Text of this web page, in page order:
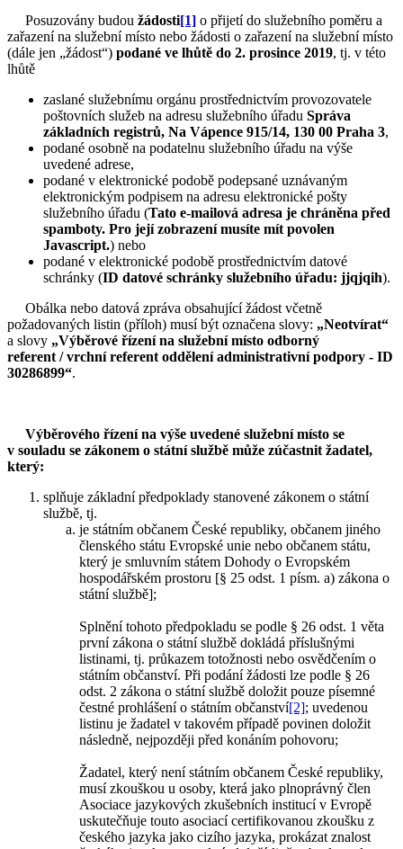
Posuzovány budou žádosti[1] o přijetí do služebního poměru a
zařazení na služební místo nebo žádosti o zařazení na služební místo
(dále jen „žádost“) podané ve lhůtě do 2. prosince 2019, tj. v této
lhůtě
zaslané služebnímu orgánu prostřednictvím provozovatele
poštovních služeb na adresu služebního úřadu Správa
základních registrů, Na Vápence 915/14, 130 00 Praha 3,
podané osobně na podatelnu služebního úřadu na výše
uvedené adrese,
podané v elektronické podobě podepsané uznávaným
elektronickým podpisem na adresu elektronické pošty
služebního úřadu (Tato e-mailová adresa je chráněna před
spamboty. Pro její zobrazení musíte mít povolen
Javascript.) nebo
podané v elektronické podobě prostřednictvím datové
schránky (ID datové schránky služebního úřadu: jjqjqih).
Obálka nebo datová zpráva obsahující žádost včetně
požadovaných listin (příloh) musí být označena slovy: „Neotvírat“
a slovy „Výběrové řízení na služební místo odborný
referent / vrchní referent oddělení administrativní podpory - ID
30286899“.
Výběrového řízení na výše uvedené služební místo se
v souladu se zákonem o státní službě může zúčastnit žadatel,
který:
splňuje základní předpoklady stanovené zákonem o státní
službě, tj.
je státním občanem České republiky, občanem jiného
členského státu Evropské unie nebo občanem státu,
který je smluvním státem Dohody o Evropském
hospodářském prostoru [§ 25 odst. 1 písm. a) zákona o
státní službě];
Splnění tohoto předpokladu se podle § 26 odst. 1 věta
první zákona o státní službě dokládá příslušnými
listinami, tj. průkazem totožnosti nebo osvědčením o
státním občanství. Při podání žádosti lze podle § 26
odst. 2 zákona o státní službě doložit pouze písemné
čestné prohlášení o státním občanství[2]; uvedenou
listinu je žadatel v takovém případě povinen doložit
následně, nejpozději před konáním pohovoru;
Žadatel, který není státním občanem České republiky,
musí zkouškou u osoby, která jako plnoprávný člen
Asociace jazykových zkušebních institucí v Evropě
uskutečňuje touto asociací certifikovanou zkoušku z
českého jazyka jako cizího jazyka, prokázat znalost